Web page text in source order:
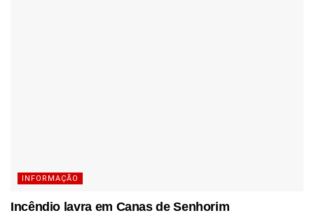
INFORMAÇÃO
Incêndio lavra em Canas de Senhorim